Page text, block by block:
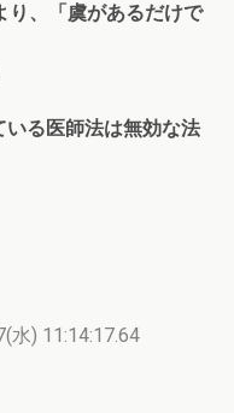
り、「虞があるだけで
いる医師法は無効な法
水) 11:14:17.64